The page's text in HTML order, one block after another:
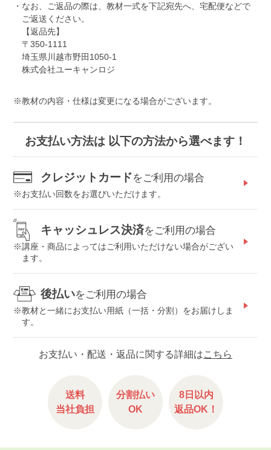
なお、ご返品の際は、教材一式を下記宛先へ、宅配便などで
ご返送ください。
【返品先】
〒350-1111
埼玉県川越市野田1050-1
株式会社ユーキャンロジ
教材の内容・仕様は変更になる場合がございます。
お支払い方法は 以下の方法から選べます！
クレジットカードをご利用の場合
お支払い回数をお選びいただけます。
キャッシュレス決済をご利用の場合
講座・商品によってはご利用いただけない場合がござい
ます。
後払いをご利用の場合
教材と一緒にお支払い用紙（一括・分割）をお届けしま
す。
お支払い・配送・返品に関する詳細はこちら
送料
当社負担
分割払い
OK
8日以内
返品OK！